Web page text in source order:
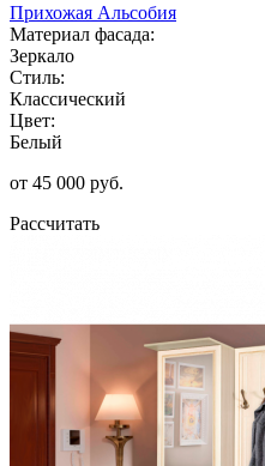
Прихожая Альсобия
Материал фасада:
Зеркало
Стиль:
Классический
Цвет:
Белый
от 45 000 руб.
Рассчитать